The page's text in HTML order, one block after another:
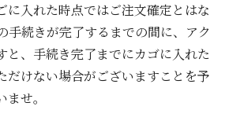
に入れた時点ではご注文確定とはな
手続きが完了するまでの間に、アク
と、手続き完了までにカゴに入れた
だけない場合がございますことを予
せ。